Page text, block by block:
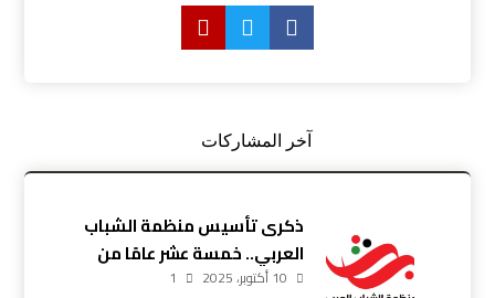
آخر المشاركات
ذكرى تأسيس منظمة الشباب
العربي.. خمسة عشر عامًا من
العطاء والإصرار
10 أكتوبر، 2025 1